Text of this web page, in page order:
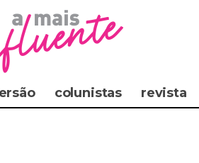
colunistas revista